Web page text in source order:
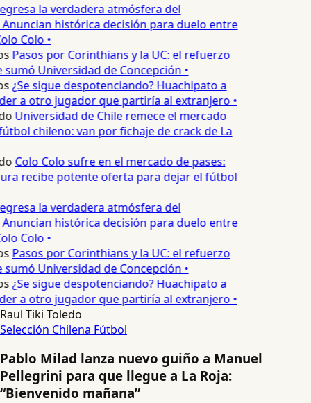
la verdadera atmósfera del
histórica decisión para duelo entre
Colo •
Pasos por Corinthians y la UC: el refuerzo
Universidad de Concepción •
¿Se sigue despotenciando? Huachipato a
a otro jugador que partiría al extranjero •
Universidad de Chile remece el mercado
chileno: van por fichaje de crack de La
Colo Colo sufre en el mercado de pases:
recibe potente oferta para dejar el fútbol
la verdadera atmósfera del
histórica decisión para duelo entre
Colo •
Pasos por Corinthians y la UC: el refuerzo
Universidad de Concepción •
¿Se sigue despotenciando? Huachipato a
a otro jugador que partiría al extranjero •
Raul Tiki Toledo
Selección Chilena Fútbol
Pablo Milad lanza nuevo guiño a Manuel
Pellegrini para que llegue a La Roja:
“Bienvenido mañana”